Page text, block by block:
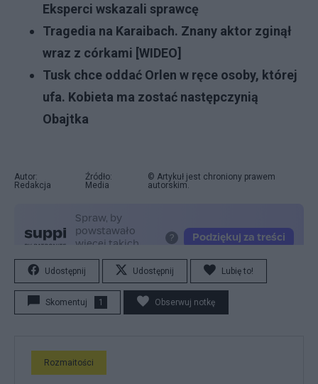
Eksperci wskazali sprawcę
Tragedia na Karaibach. Znany aktor zginął
wraz z córkami [WIDEO]
Tusk chce oddać Orlen w ręce osoby, której
ufa. Kobieta ma zostać następczynią
Obajtka
Autor:
Redakcja
Źródło:
Media
© Artykuł jest chroniony prawem
autorskim.
Udostępnij Udostępnij Lubię to!
Skomentuj 1 Obserwuj notkę
Rozmaitości